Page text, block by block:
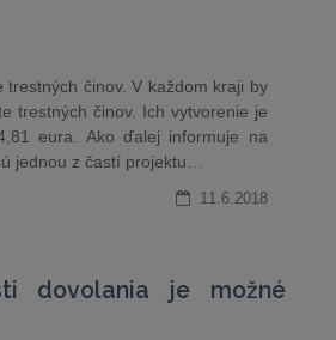
činov. V každom kraji by
trestných činov. Ich vytvorenie je
eura. Ako ďalej informuje na
jednou z častí projektu…
11.6.2018
dovolania je možné